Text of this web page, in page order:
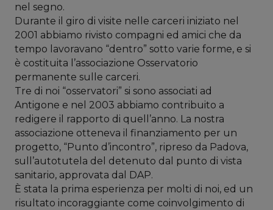
nel segno.
Durante il giro di visite nelle carceri iniziato nel
2001 abbiamo rivisto compagni ed amici che da
tempo lavoravano “dentro” sotto varie forme, e si
è costituita l’associazione Osservatorio
permanente sulle carceri.
Tre di noi “osservatori” si sono associati ad
Antigone e nel 2003 abbiamo contribuito a
redigere il rapporto di quell’anno. La nostra
associazione otteneva il finanziamento per un
progetto, “Punto d’incontro”, ripreso da Padova,
sull’autotutela del detenuto dal punto di vista
sanitario, approvata dal DAP.
È stata la prima esperienza per molti di noi, ed un
risultato incoraggiante come coinvolgimento di